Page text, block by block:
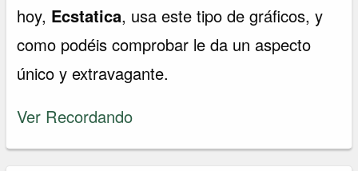
hoy, Ecstatica, usa este tipo de gráficos, y
como podéis comprobar le da un aspecto
único y extravagante.
Ver Recordando